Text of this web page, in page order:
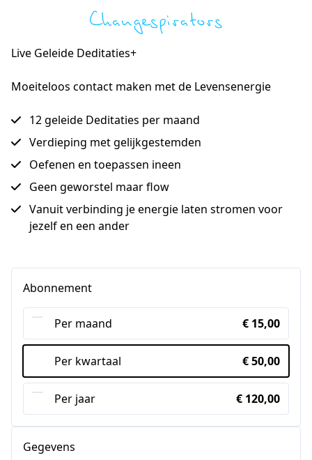
Live Geleide Deditaties+
Moeiteloos contact maken met de Levensenergie
12 geleide Deditaties per maand
Verdieping met gelijkgestemden
Oefenen en toepassen ineen
Geen geworstel maar flow
Vanuit verbinding je energie laten stromen voor
jezelf en een ander
Abonnement
Per maand € 15,00
Per kwartaal € 50,00
Per jaar € 120,00
Gegevens